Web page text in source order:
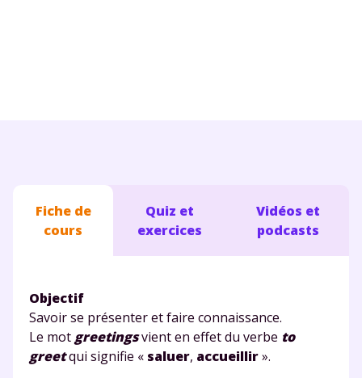
Fiche de
cours
Quiz et
exercices
Vidéos et
podcasts
Objectif
Savoir se présenter et faire connaissance.
Le mot greetingsvient en effet du verbe to
greetqui signifie « saluer, accueillir».